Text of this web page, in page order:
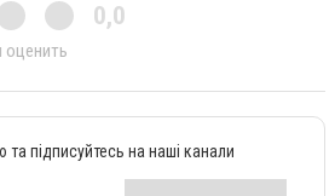
0,0
оценить
та підписуйтесь на наші канали